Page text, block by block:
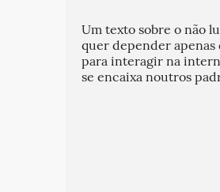
Um texto sobre o não
quer depender
para interagir na
se encaixa noutros